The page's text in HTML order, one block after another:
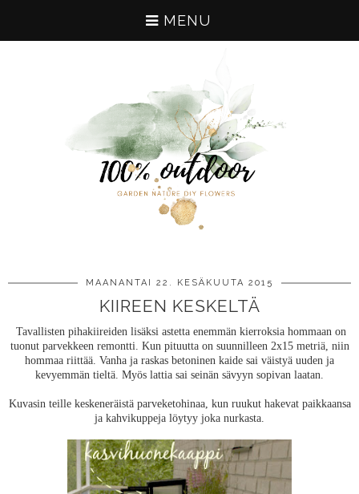
MENU
MAANANTAI 22. KESÄKUUTA 2015
KIIREEN KESKELTÄ
Tavallisten pihakiireiden lisäksi astetta enemmän kierroksia hommaan on
tuonut parvekkeen remontti. Kun pituutta on suunnilleen 2x15 metriä, niin
hommaa riittää. Vanha ja raskas betoninen kaide sai väistyä uuden ja
kevyemmän tieltä. Myös lattia sai seinän sävyyn sopivan laatan.
Kuvasin teille keskeneräistä parveketohinaa, kun ruukut hakevat paikkaansa
ja kahvikuppeja löytyy joka nurkasta.